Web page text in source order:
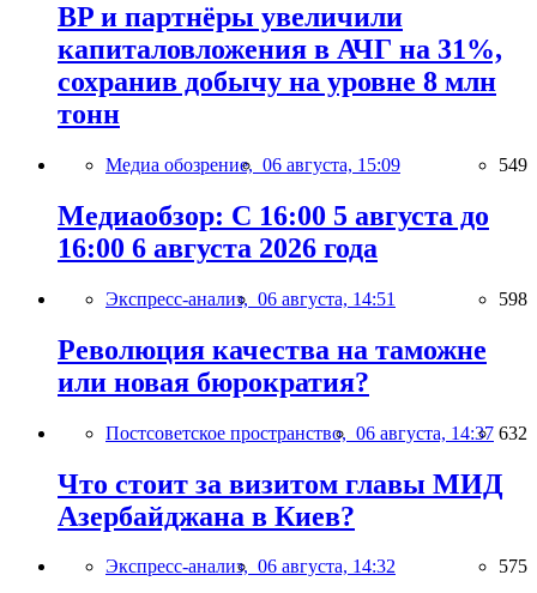
BP и партнёры увеличили
капиталовложения в АЧГ на 31%,
сохранив добычу на уровне 8 млн
тонн
Медиа обозрение, 06 августа, 15:09 549
Медиаобзор: С 16:00 5 августа до
16:00 6 августа 2026 года
Экспресс-анализ, 06 августа, 14:51 598
Революция качества на таможне
или новая бюрократия?
Постсоветское пространство, 06 августа, 14:37 632
Что стоит за визитом главы МИД
Азербайджана в Киев?
Экспресс-анализ, 06 августа, 14:32 575